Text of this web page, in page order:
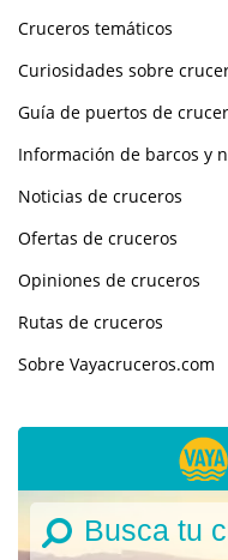
Cruceros temáticos
Curiosidades sobre
Guía de puertos de
Información de barcos y
Noticias de cruceros
Ofertas de cruceros
Opiniones de cruceros
Rutas de cruceros
Sobre Vayacruceros.com
Busca tu